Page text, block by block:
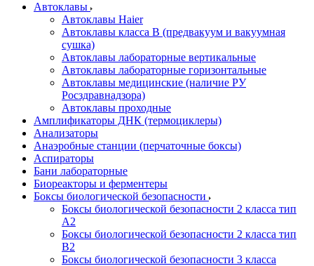
Автоклавы
Автоклавы Haier
Автоклавы класса B (предвакуум и вакуумная
сушка)
Автоклавы лабораторные вертикальные
Автоклавы лабораторные горизонтальные
Автоклавы медицинские (наличие РУ
Росздравнадзора)
Автоклавы проходные
Амплификаторы ДНК (термоциклеры)
Анализаторы
Анаэробные станции (перчаточные боксы)
Аспираторы
Бани лабораторные
Биореакторы и ферментеры
Боксы биологической безопасности
Боксы биологической безопасности 2 класса тип
A2
Боксы биологической безопасности 2 класса тип
B2
Боксы биологической безопасности 3 класса